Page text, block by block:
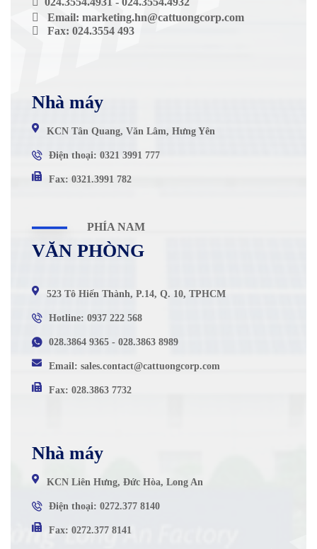
 Email: marketing.hn@cattuongcorp.com
 Fax: 024.3554 493
Nhà máy
KCN Tân Quang, Văn Lâm, Hưng Yên
Điện thoại: 0321 3991 777
Fax: 0321.3991 782
PHÍA NAM
VĂN PHÒNG
523 Tô Hiến Thành, P.14, Q. 10, TPHCM
Hotline: 0937 222 568
028.3864 9365 - 028.3863 8989
Email: sales.contact@cattuongcorp.com
Fax: 028.3863 7732
Nhà máy
KCN Liên Hưng, Đức Hòa, Long An
Điện thoại: 0272.377 8140
Fax: 0272.377 8141